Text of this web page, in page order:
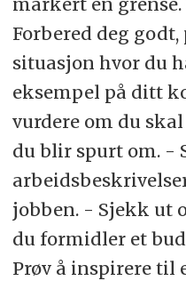
Forbered deg godt,
situasjon hvor du
eksempel på ditt
vurdere om du
du blir spurt om. -
jobben. - Sjekk ut
du formidler et
Prøv å inspirere til